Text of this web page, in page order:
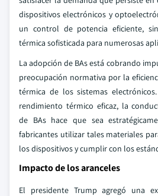
dispositivos electrónicos y
un control de potencia eficiente,
térmica sofisticada para numerosas
La adopción de BAs está cobrando
preocupación normativa por la
térmica de los sistemas
rendimiento térmico eficaz, la
de BAs hace que sea
fabricantes utilizar tales materiales
los dispositivos y cumplir con los
Impacto de los aranceles
El presidente Trump agregó una